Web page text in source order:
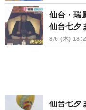
仙台・瑞
仙台七夕
8/6 (木)
仙台七夕